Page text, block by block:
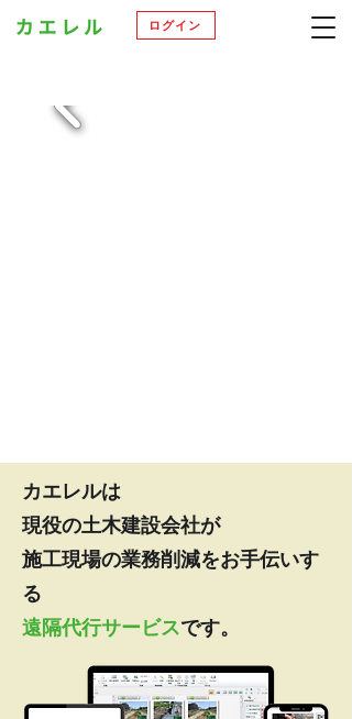
ログイン
カエレルは
現役の土木建設会社が
施工現場の業務削減をお手伝いす
る
遠隔代行サービスです。